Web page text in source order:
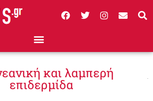
και λαμπερή
επιδερμίδα